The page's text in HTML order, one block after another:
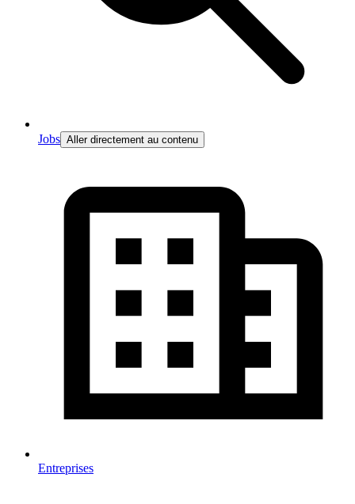
Jobs Aller directement au contenu
Entreprises